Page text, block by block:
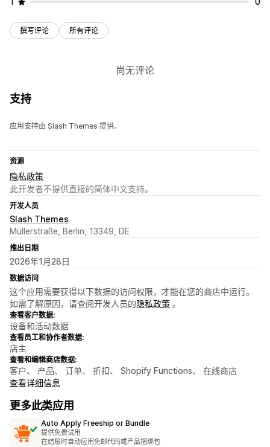
撰写评论 所有评论
尚无评论
支持
应用支持由 Slash Themes 提供。
资源
隐私政策
此开发者不提供直接的简体中文支持。
开发人员
Slash Themes
Müllerstraße, Berlin, 13349, DE
推出日期
2026年1月28日
数据访问
这个应用需要获得以下数据的访问权限，才能在您的商店中运行。
如需了解原因，请查阅开发人员的隐私政策 。
查看客户数据:
设备和活动数据
查看员工和协作者数据:
店主
查看和编辑商店数据:
客户、 产品、 订单、 折扣、 Shopify Functions、 在线商店
查看详细信息
更多此类应用
Auto Apply Freeship or Bundle
提供免费试用
在结账时自动应用免邮代码或产品捆绑包